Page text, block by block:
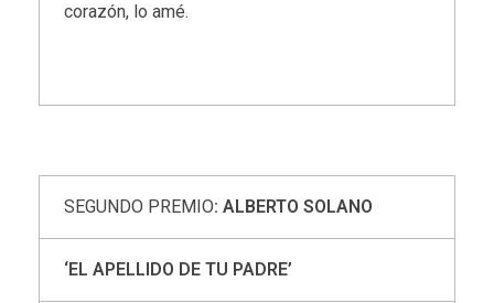
corazón, lo amé.
SEGUNDO PREMIO: ALBERTO SOLANO
‘EL APELLIDO DE TU PADRE’